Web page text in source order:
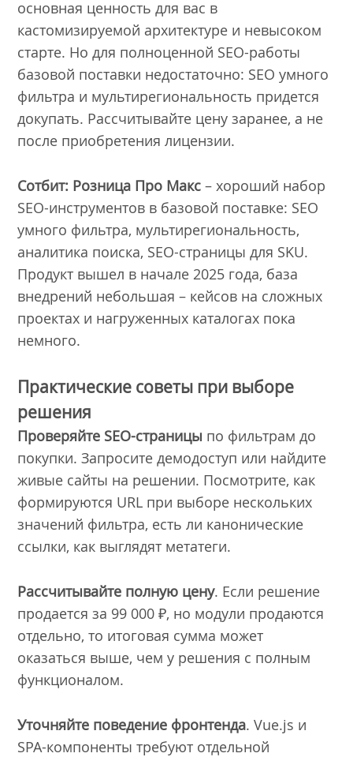
основная ценность для вас в
кастомизируемой архитектуре и невысоком
старте. Но для полноценной SEO-работы
базовой поставки недостаточно: SEO умного
фильтра и мультирегиональность придется
докупать. Рассчитывайте цену заранее, а не
после приобретения лицензии.
Сотбит: Розница Про Макс – хороший набор
SEO-инструментов в базовой поставке: SEO
умного фильтра, мультирегиональность,
аналитика поиска, SEO-страницы для SKU.
Продукт вышел в начале 2025 года, база
внедрений небольшая – кейсов на сложных
проектах и нагруженных каталогах пока
немного.
Практические советы при выборе
решения
Проверяйте SEO-страницы по фильтрам до
покупки. Запросите демодоступ или найдите
живые сайты на решении. Посмотрите, как
формируются URL при выборе нескольких
значений фильтра, есть ли канонические
ссылки, как выглядят метатеги.
Рассчитывайте полную цену. Если решение
продается за 99 000 ₽, но модули продаются
отдельно, то итоговая сумма может
оказаться выше, чем у решения с полным
функционалом.
Уточняйте поведение фронтенда. Vue.js и
SPA-компоненты требуют отдельной